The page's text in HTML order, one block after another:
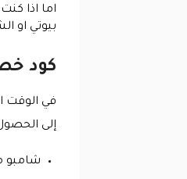
اما اذا
بيوتي او الشراء بقيمة
كود خصم
في الوقت
إلى الحصول على نسبة خصم ثابته
شامبو مضاد